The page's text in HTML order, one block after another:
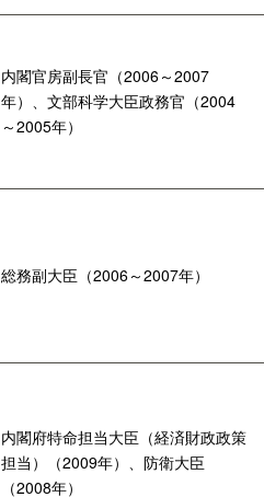
内閣官房副長官（2006～2007
年）、文部科学大臣政務官（2004
～2005年）
総務副大臣（2006～2007年）
内閣府特命担当大臣（経済財政政策
担当）（2009年）、防衛大臣
（2008年）